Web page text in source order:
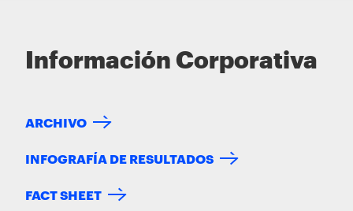
Información Corporativa
ARCHIVO
INFOGRAFÍA DE RESULTADOS
FACT SHEET